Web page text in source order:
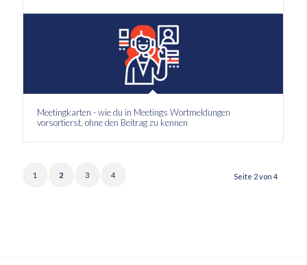
Meetingkarten - wie du in Meetings Wortmeldungen
vorsortierst, ohne den Beitrag zu kennen
Seite 2 von 4
1 2 3 4